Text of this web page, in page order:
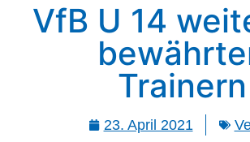
VfB U 14
Trainern
23. April 2021